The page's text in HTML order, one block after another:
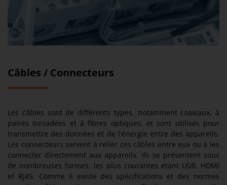
Câbles / Connecteurs
Les câbles sont de différents types, notamment coaxiaux, à
paires torsadées et à fibres optiques, et sont utilisés pour
transmettre des données et de l'énergie entre des appareils.
Les connecteurs servent à relier ces câbles entre eux ou à les
connecter directement aux appareils. Ils se présentent sous
de nombreuses formes, les plus courantes étant USB, HDMI
et RJ45. Comme il existe des spécifications et des normes